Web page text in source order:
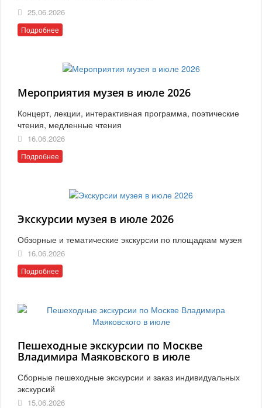
25.06.2026
Подробнее
Мероприятия музея в июле 2026
Концерт, лекции, интерактивная программа, поэтические
чтения, медленные чтения
16.06.2026
Подробнее
Экскурсии музея в июле 2026
Обзорные и тематические экскурсии по площадкам музея
16.06.2026
Подробнее
Пешеходные экскурсии по Москве
Владимира Маяковского в июле
Сборные пешеходные экскурсии и заказ индивидуальных
экскурсий
15.06.2026